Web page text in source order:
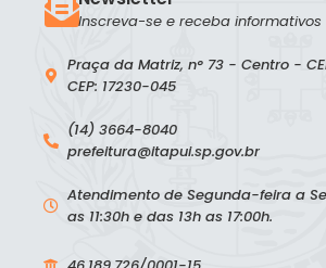
Praça da Matriz, n° 73 - Centro -
CEP: 17230-045
(14) 3664-8040
prefeitura@itapui.sp.gov.br
Atendimento de Segunda-feira a
as 11:30h e das 13h as 17:00h.
Inscreva-se e receba informativos